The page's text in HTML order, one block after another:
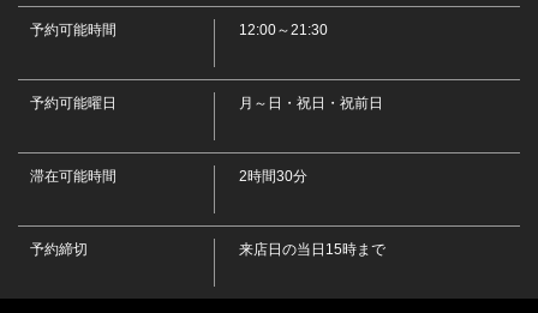
・《Beer》長崎びわビア/シャンディガフ《Cassis》カシスソーダ/カ
シスオレンジ/カシスグレープフルーツ/カシスウーロン
・黒梅酒
・焼酎
・日本酒(熱燗・冷酒)
・ハートリーフ(赤)/ハートリーフ(白)
・烏龍茶/緑茶/アイスティー/ジャスミンティー/コーラ/ジンジャーエー
レープフルーツジュース
予約可能時間 12:00～21:30
予約可能曜日 月～日・祝日・祝前日
滞在可能時間 2時間30分
予約締切 来店日の当日15時まで
閉じる